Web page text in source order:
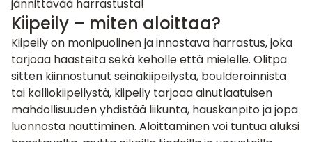
jännittävää harrastusta!
Kiipeily – miten aloittaa?
Kiipeilyon monipuolinen ja innostava harrastus, joka
tarjoaa haasteita sekä keholle että mielelle. Olitpa
sitten kiinnostunut seinäkiipeilystä, boulderoinnista
tai kalliokiipeilystä, kiipeily tarjoaa ainutlaatuisen
mahdollisuuden yhdistää liikunta, hauskanpito ja jopa
luonnosta nauttiminen. Aloittaminen voi tuntua aluksi